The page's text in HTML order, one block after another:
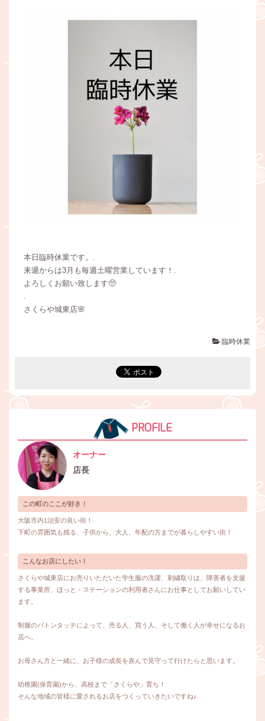
本日臨時休業です。.
来週からは3月も毎週土曜営業しています！.
よろしくお願い致します🥺
さくらや城東店🌸
臨時休業
PROFILE
オーナー
店長
この町のここが好き！
大阪市内1治安の良い街！
下町の雰囲気も残る、子供から、大人、年配の方までが暮らしやすい街！
こんなお店にしたい！
さくらや城東店にお売りいただいた学生服の洗濯、刺繍取りは、障害者を支援
する事業所、ほっと・ステーションの利用者さんにお仕事としてお願いしてい
ます。
制服のバトンタッチによって、売る人、買う人、そして働く人が幸せになるお
店へ。
お母さん方と一緒に、お子様の成長を喜んで見守って行けたらと思います。
幼稚園(保育園)から、高校まで「さくらや」育ち！
そんな地域の皆様に愛されるお店をつくっていきたいですね♪